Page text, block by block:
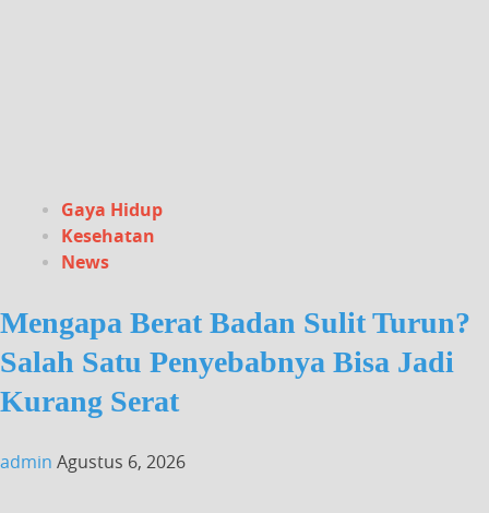
Gaya Hidup
Kesehatan
News
Mengapa Berat Badan Sulit Turun?
Salah Satu Penyebabnya Bisa Jadi
Kurang Serat
admin Agustus 6, 2026